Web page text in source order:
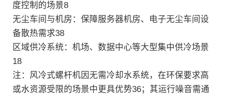
度控制的场景‌8
‌无尘车间与机房‌：保障服务器机房、电子无尘车间设
备散热需求‌38
‌区域供冷系统‌：机场、数据中心等大型集中供冷场景‌
18
‌注‌：风冷式螺杆机因无需冷却水系统，在环保要求高
或水资源受限的场景中更具优势‌36；其运行噪音需通